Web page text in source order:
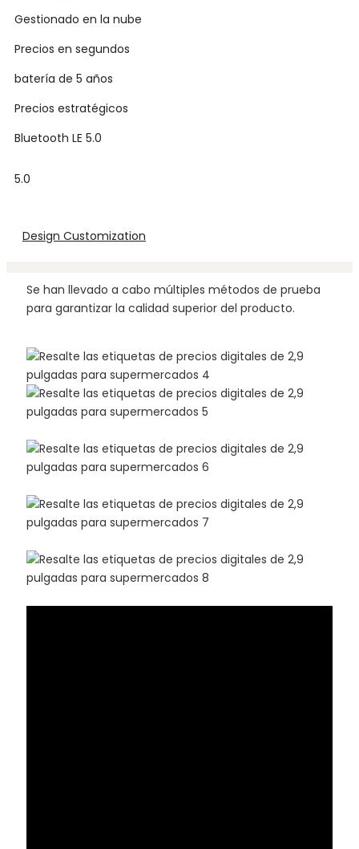
Gestionado en la nube
Precios en segundos
batería de 5 años
Precios estratégicos
Bluetooth LE 5.0
5.0
Design Customization
Se han llevado a cabo múltiples métodos de prueba
para garantizar la calidad superior del producto.